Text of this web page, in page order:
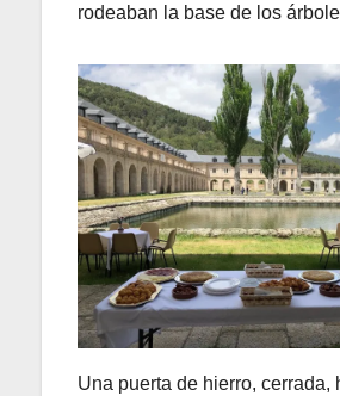
rodeaban la base de los
Una puerta de hierro, cerrada,